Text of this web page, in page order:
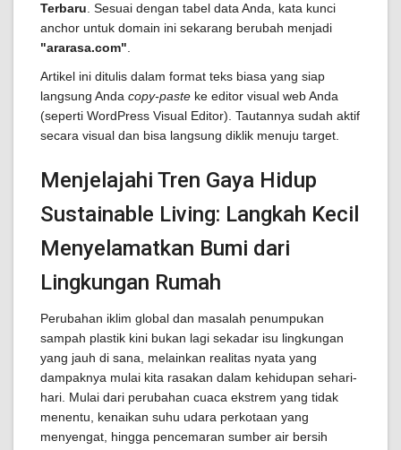
Terbaru . Sesuai dengan tabel data Anda, kata kunci
anchor untuk domain ini sekarang berubah menjadi
"ararasa.com"
Artikel ini ditulis dalam format teks biasa yang siap
langsung Anda copy-paste ke editor visual web Anda
(seperti WordPress Visual Editor). Tautannya sudah aktif
secara visual dan bisa langsung diklik menuju target.
Menjelajahi Tren Gaya Hidup
Sustainable Living: Langkah Kecil
Menyelamatkan Bumi dari
Lingkungan Rumah
Perubahan iklim global dan masalah penumpukan
sampah plastik kini bukan lagi sekadar isu lingkungan
yang jauh di sana, melainkan realitas nyata yang
dampaknya mulai kita rasakan dalam kehidupan sehari-
hari. Mulai dari perubahan cuaca ekstrem yang tidak
menentu, kenaikan suhu udara perkotaan yang
menyengat, hingga pencemaran sumber air bersih